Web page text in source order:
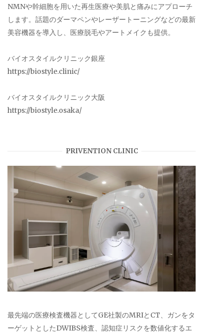
NMNや幹細胞を用いた再生医療や美肌と痛みにアプローチ
します。話題のダーマペンやレーザートーニングなどの最新
美容機器を導入し、医療脱毛やアートメイクも提供。
バイオスタイルクリニック銀座
https://biostyle.clinic/
バイオスタイルクリニック大阪
https://biostyle.osaka/
PRIVENTION CLINIC
最先端の医療検査機器としてGE社製のMRIとCT、ガンをタ
ーゲットとしたDWIBS検査、認知症リスクを数値化するエ